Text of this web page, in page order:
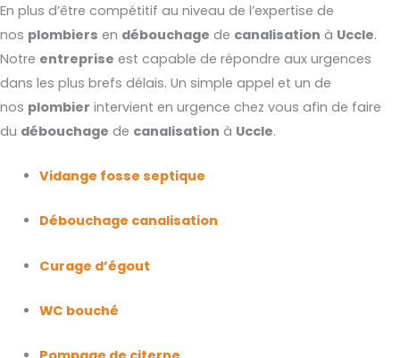
En plus d’être compétitif au niveau de l’expertise de
nos plombiers en débouchage de canalisation à Uccle.
Notre entreprise est capable de répondre aux urgences
dans les plus brefs délais. Un simple appel et un de
nos plombier intervient en urgence chez vous afin de faire
du débouchage de canalisation à Uccle.
Vidange fosse septique
Débouchage canalisation
Curage d’égout
WC bouché